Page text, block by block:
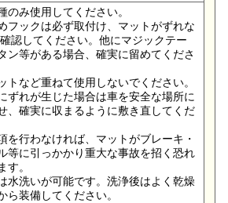
のみ使用してください。
フックは必ず取付け、マットがずれな
認してください。他にマジックテー
ン等がある場合、確実に留めてくださ
トなど重ねて使用しないでください。
ずれが生じた場合は車を安全な場所に
、確実に収まるように敷き直してくだ
を行わなければ、マットがブレーキ・
等に引っかかり重大な事故を招く恐れ
す。
水洗いが可能です。洗浄後はよく乾燥
ら装備してください。